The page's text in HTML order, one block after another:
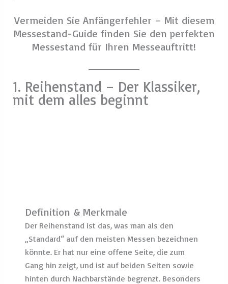
Vermeiden Sie Anfängerfehler – Mit diesem
Messestand-Guide finden Sie den perfekten
Messestand für Ihren Messeauftritt!
1. Reihenstand – Der Klassiker,
mit dem alles beginnt
Definition & Merkmale
Der Reihenstand ist das, was man als den
„Standard“ auf den meisten Messen bezeichnen
könnte. Er hat nur eine offene Seite, die zum
Gang hin zeigt, und ist auf beiden Seiten sowie
hinten durch Nachbarstände begrenzt. Besonders